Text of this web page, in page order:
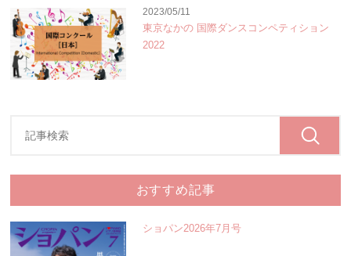
2023/05/11
東京なかの 国際ダンスコンペティション
2022
おすすめ記事
ショパン2026年7月号